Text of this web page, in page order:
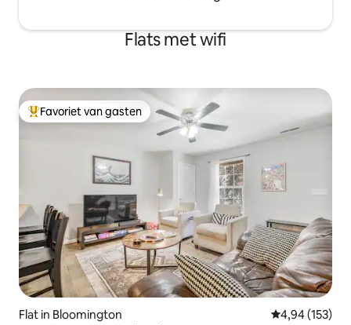
Flats met wifi
Topfavoriet van gasten
Favoriet van gasten
Flat in Bloomington Gemiddelde
4,94 (153)